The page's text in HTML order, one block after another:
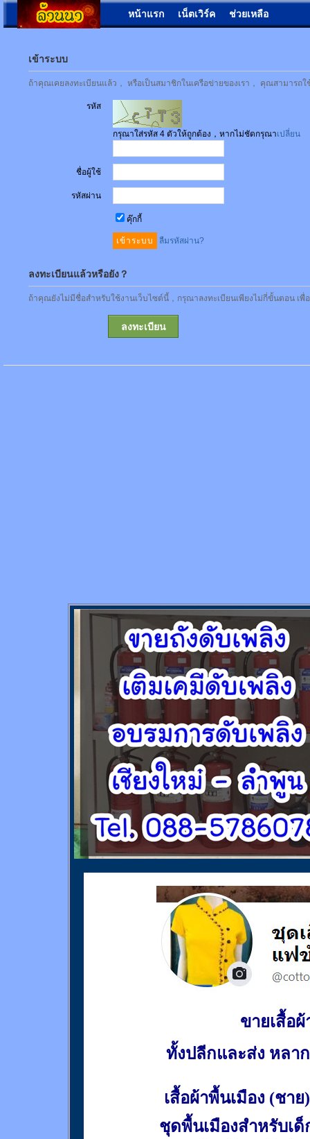
หน้าแรก เน็ตเวิร์ค ช่วยเหลือ
เข้าระบบ
ถ้าคุณเคยลงทะเบียนแล้ว， หรือเป็นสมาชิกในเครือข่ายของเรา， คุณสามาร
รหัส
กรุณาใส่รหัส 4 ตัวให้ถูกต้อง，หากไม่ชัดกรุณาเปลี่ยน
ชื่อผู้ใช้
รหัสผ่าน
คุ๊กกี้
ลืมรหัสผ่าน?
ลงทะเบียนแล้วหรือยัง？
ถ้าคุณยังไม่มีชื่อสำหรับใช้งานเว็บไซต์นี้，กรุณาลงทะเบียนเพียงไม่กี่ขั้นตอน เพื่
ลงทะเบียน
ขายเสื้อผ้
ทั้งปลีกและส่ง หลา
เสื้อผ้าพื้นเมือง (ชาย)
ชุดพื้นเมืองสำหรับเด็